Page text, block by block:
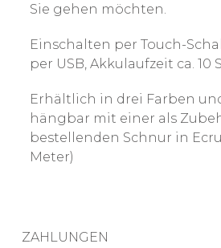
Sie gehen möchten.
Einschalten per Touch-
per USB, Akkulaufzeit ca. 10
Erhältlich in drei Farben
hängbar mit einer als
bestellenden Schnur in
Meter)
ZAHLUNGEN